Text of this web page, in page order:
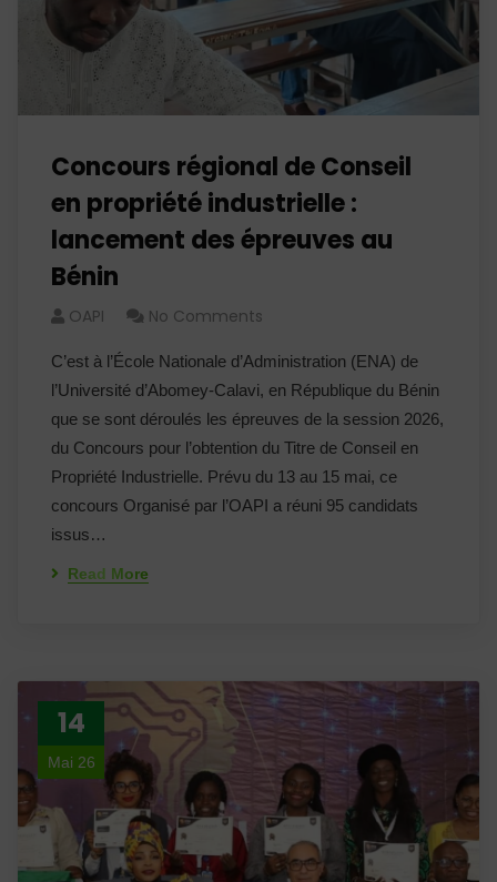
Concours régional de Conseil
en propriété industrielle :
lancement des épreuves au
Bénin
OAPI No Comments
C’est à l’École Nationale d’Administration (ENA) de
l’Université d’Abomey-Calavi, en République du Bénin
que se sont déroulés les épreuves de la session 2026,
du Concours pour l’obtention du Titre de Conseil en
Propriété Industrielle. Prévu du 13 au 15 mai, ce
concours Organisé par l’OAPI a réuni 95 candidats
issus…
Read More
14
Mai 26